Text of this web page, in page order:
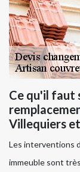
Ce qu'il faut
Villequiers
Les interventions
immeuble sont